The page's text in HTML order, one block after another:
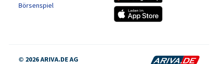
Börsenspiel
© 2026 ARIVA.DE AG